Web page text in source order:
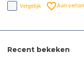
Vergelijk Aan
Recent bekeken